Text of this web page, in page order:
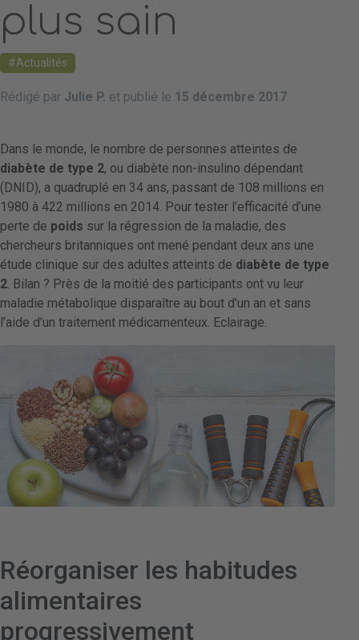
plus sain
Actualités
Rédigé par Julie P. et publié le 15 décembre 2017
Dans le monde, le nombre de personnes atteintes de
diabète de type 2, ou diabète non-insulino dépendant
(DNID), a quadruplé en 34 ans, passant de 108 millions en
1980 à 422 millions en 2014. Pour tester l’efficacité d’une
perte de poids sur la régression de la maladie, des
chercheurs britanniques ont mené pendant deux ans une
étude clinique sur des adultes atteints de diabète de type
2. Bilan ? Près de la moitié des participants ont vu leur
maladie métabolique disparaître au bout d’un an et sans
l’aide d’un traitement médicamenteux. Eclairage.
Réorganiser les habitudes
alimentaires
progressivement